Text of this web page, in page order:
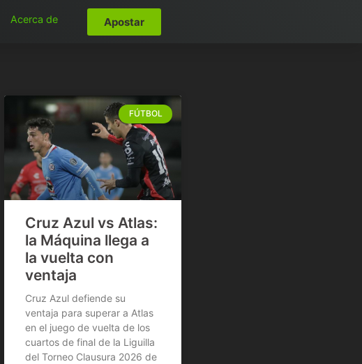
Acerca de Apostar
FÚTBOL
Cruz Azul vs Atlas:
la Máquina llega a
la vuelta con
ventaja
Cruz Azul defiende su
ventaja para superar a Atlas
en el juego de vuelta de los
cuartos de final de la Liguilla
del Torneo Clausura 2026 de